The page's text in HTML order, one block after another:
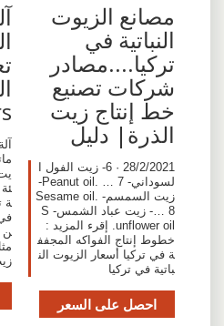
مصانع الزيوت
النباتية في
تركيا....مصادر
شركات تصنيع
خط إنتاج زيت
الذرة| دليل
28/2/2021 · 6- زيت الفول ا
لسوداني- Peanut oil. … 7-
زيت السمسم- Sesame oil.
… 8- زيت عباد الشمس- S
unflower oil. إقرء المزيد :
خطوط إنتاج الفواكه المجفف
ة في تركيا أسعار الزيوت الن
باتية في تركيا
احصل على السعر
آلة
يت
ئة
ة
في
ن
مثل
زيت